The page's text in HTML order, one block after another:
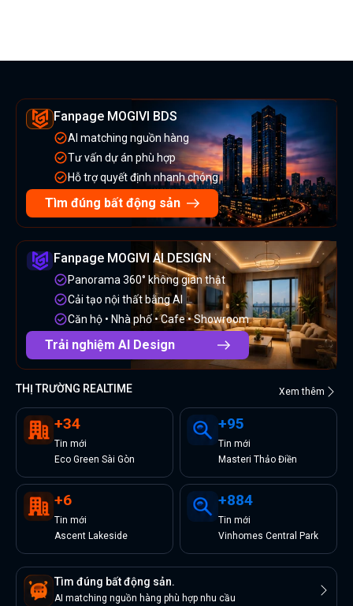
Fanpage MOGIVI BDS
AI matching nguồn hàng
Tư vấn dự án phù hợp
Hỗ trợ quyết định nhanh chóng
Tìm đúng bất động sản
Fanpage MOGIVI AI DESIGN
Panorama 360° không gian thật
Cải tạo nội thất bằng AI
Căn hộ • Nhà phố • Cafe • Showroom
Trải nghiệm AI Design
THỊ TRƯỜNG REALTIME Xem thêm
+34
Tin mới
Eco Green Sài Gòn
+95
Tin mới
Masteri Thảo Điền
+6
Tin mới
Ascent Lakeside
+884
Tin mới
Vinhomes Central Park
Tìm đúng bất động sản.
AI matching nguồn hàng phù hợp nhu cầu